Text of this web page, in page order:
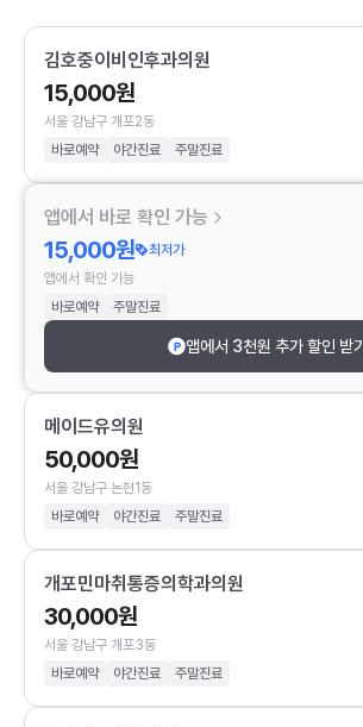
김호중이비인후과의원
15,000원
서울 강남구 개포2동
바로예약
야간진료 주말진료
앱에서 바로 확인 가능
15,000원
최저가
앱에서 확인 가능
바로예약
주말진료
앱에서 3천원 추가 할인 받기
메이드유의원
50,000원
서울 강남구 논현1동
바로예약
야간진료 주말진료
개포민마취통증의학과의원
30,000원
서울 강남구 개포3동
바로예약
야간진료 주말진료